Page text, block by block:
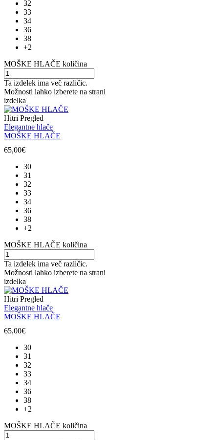
32
33
34
36
38
+2
MOŠKE HLAČE količina
Ta izdelek ima več različic.
Možnosti lahko izberete na strani
izdelka
Hitri Pregled
Elegantne hlače
MOŠKE HLAČE
65,00€
30
31
32
33
34
36
38
+2
MOŠKE HLAČE količina
Ta izdelek ima več različic.
Možnosti lahko izberete na strani
izdelka
Hitri Pregled
Elegantne hlače
MOŠKE HLAČE
65,00€
30
31
32
33
34
36
38
+2
MOŠKE HLAČE količina